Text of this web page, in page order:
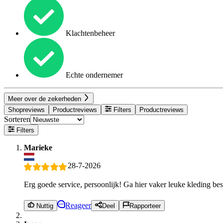
Klachtenbeheer
Echte ondernemer
Meer over de zekerheden
Shopreviews
Productreviews Filters Productreviews
Sorteren
Filters
Marieke
28-7-2026
Erg goede service, persoonlijk! Ga hier vaker leuke kleding
Nuttig Reageer Deel Rapporteer